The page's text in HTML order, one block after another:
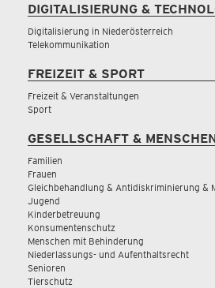
DIGITALISIERUNG &
Digitalisierung in Niederösterreich
Telekommunikation
FREIZEIT & SPORT
Freizeit & Veranstaltungen
Sport
GESELLSCHAFT &
Familien
Frauen
Gleichbehandlung & Antidiskriminierung &
Jugend
Kinderbetreuung
Konsumentenschutz
Menschen mit Behinderung
Niederlassungs- und Aufenthaltsrecht
Senioren
Tierschutz